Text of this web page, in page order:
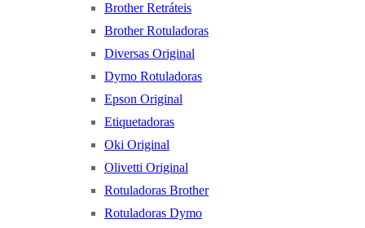
Brother Retráteis
Brother Rotuladoras
Diversas Original
Dymo Rotuladoras
Epson Original
Etiquetadoras
Oki Original
Olivetti Original
Rotuladoras Brother
Rotuladoras Dymo